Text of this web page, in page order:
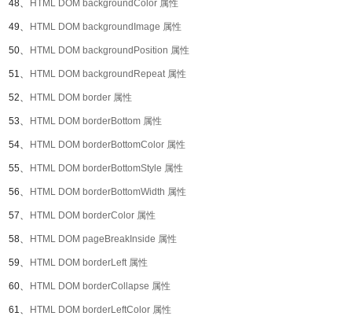
48、 HTML DOM backgroundColor 属性
49、 HTML DOM backgroundImage 属性
50、 HTML DOM backgroundPosition 属性
51、 HTML DOM backgroundRepeat 属性
52、 HTML DOM border 属性
53、 HTML DOM borderBottom 属性
54、 HTML DOM borderBottomColor 属性
55、 HTML DOM borderBottomStyle 属性
56、 HTML DOM borderBottomWidth 属性
57、 HTML DOM borderColor 属性
58、 HTML DOM pageBreakInside 属性
59、 HTML DOM borderLeft 属性
60、 HTML DOM borderCollapse 属性
61、 HTML DOM borderLeftColor 属性